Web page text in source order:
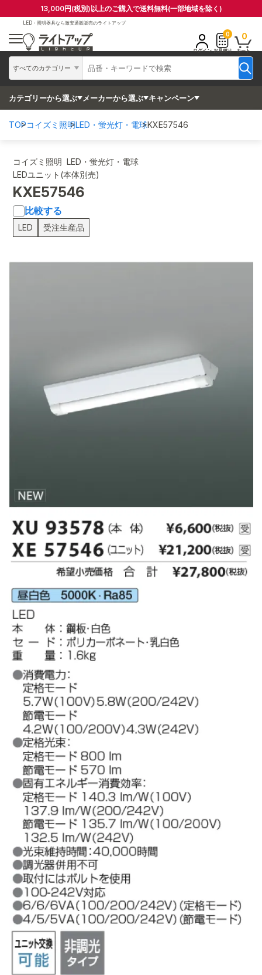
13,000円(税別)以上のご購入で送料無料(一部地域を除く)
LED・照明器具なら激安通販販売のライトアップ
すべてのカテゴリー
ログイン
0
お見積り
0
カート
カテゴリーから選ぶ メーカーから選ぶ キャンペーン
TOPコイズミ照明LED・蛍光灯・電球KXE57546
コイズミ照明 LED・蛍光灯・電球
LEDユニット(本体別売)
KXE57546
比較する
LED 受注生産品